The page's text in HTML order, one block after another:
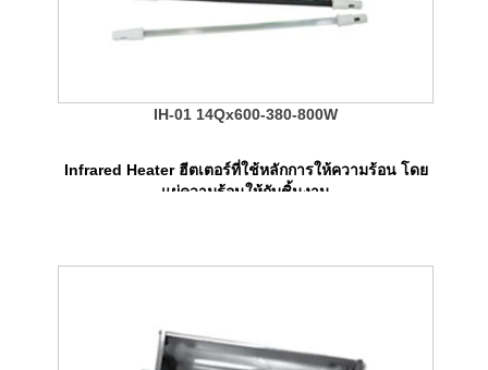
IH-01 14Qx600-380-800W
Infrared Heater ฮีตเตอร์ที่ใช้หลักการให้ความร้อน โดย
แผ่ความร้อนให้กับชิ้นงาน